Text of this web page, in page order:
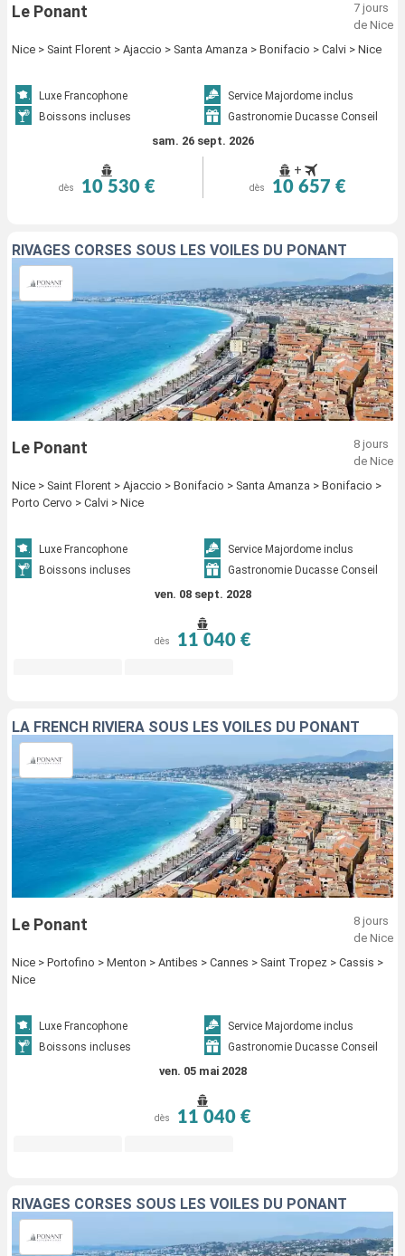
Le Ponant
7 jours
de Nice
Nice > Saint Florent > Ajaccio > Santa Amanza > Bonifacio > Calvi > Nice
Luxe Francophone
Service Majordome inclus
Boissons incluses
Gastronomie Ducasse Conseil
sam. 26 sept. 2026
dès 10 530 €
+
dès 10 657 €
RIVAGES CORSES SOUS LES VOILES DU PONANT
Le Ponant
8 jours
de Nice
Nice > Saint Florent > Ajaccio > Bonifacio > Santa Amanza > Bonifacio >
Porto Cervo > Calvi > Nice
Luxe Francophone
Service Majordome inclus
Boissons incluses
Gastronomie Ducasse Conseil
ven. 08 sept. 2028
dès 11 040 €
LA FRENCH RIVIERA SOUS LES VOILES DU PONANT
Le Ponant
8 jours
de Nice
Nice > Portofino > Menton > Antibes > Cannes > Saint Tropez > Cassis >
Nice
Luxe Francophone
Service Majordome inclus
Boissons incluses
Gastronomie Ducasse Conseil
ven. 05 mai 2028
dès 11 040 €
RIVAGES CORSES SOUS LES VOILES DU PONANT